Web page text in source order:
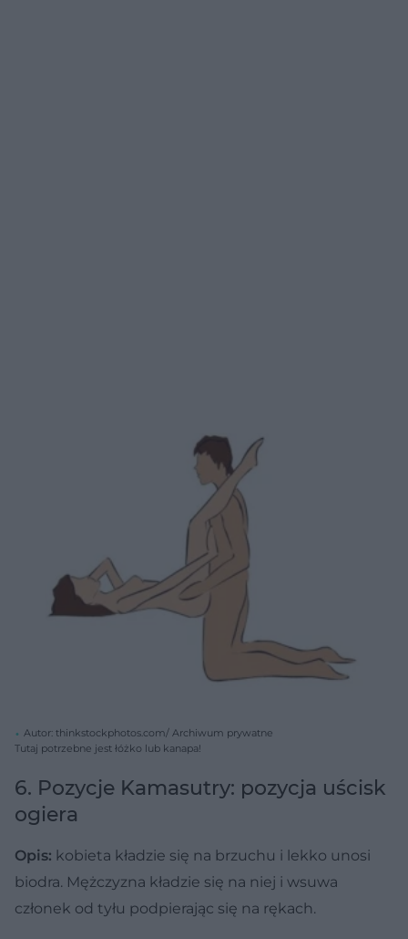
Autor: thinkstockphotos.com/ Archiwum prywatne
Tutaj potrzebne jest łóżko lub kanapa!
6. Pozycje Kamasutry: pozycja uścisk
ogiera
Opis: kobieta kładzie się na brzuchu i lekko unosi
biodra. Mężczyzna kładzie się na niej i wsuwa
członek od tyłu podpierając się na rękach.